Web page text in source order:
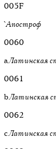
005F
`Апостроф
0060
aЛатинская
0061
bЛатинская
0062
cЛатинская